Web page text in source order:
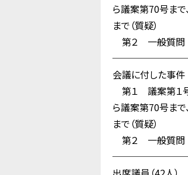
ら議案第70号
まで（質疑）
第２ 一般質問
会議に付した事件
第１ 議案第１
ら議案第70号
まで（質疑）
第２ 一般質問